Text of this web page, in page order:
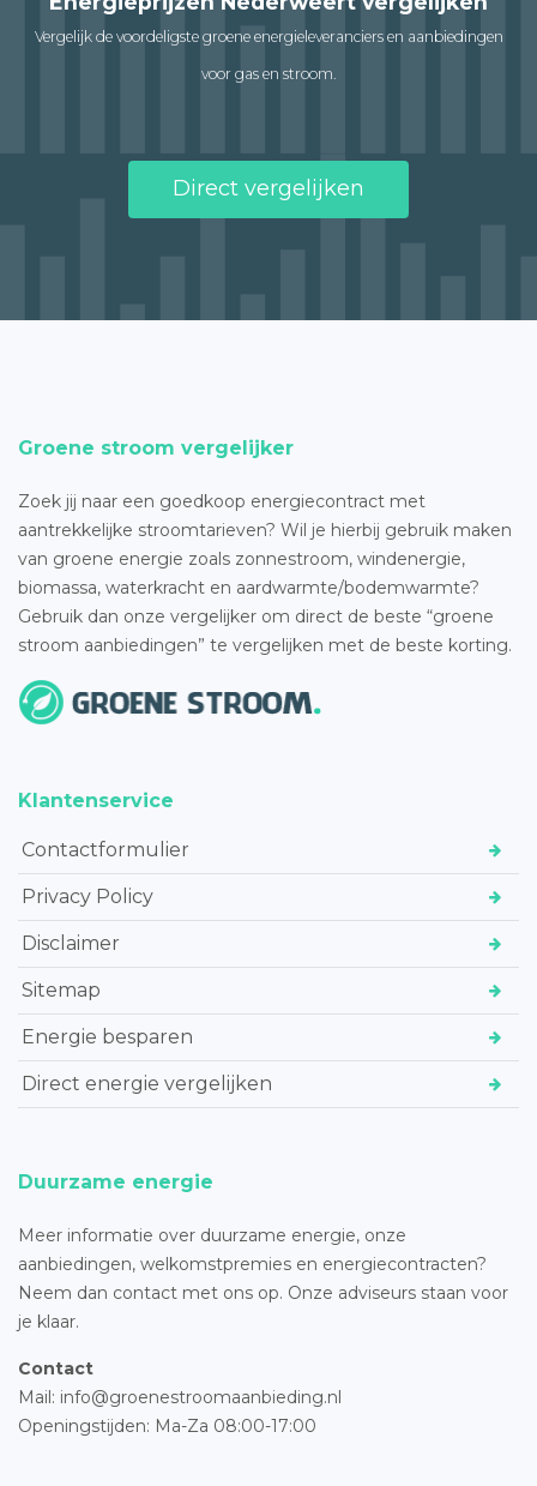
Vergelijk de voordeligste groene energieleveranciers en aanbiedingen
voor gas en stroom.
Direct vergelijken
Groene stroom vergelijker
Zoek jij naar een goedkoop energiecontract met
aantrekkelijke stroomtarieven? Wil je hierbij gebruik maken
van groene energie zoals zonnestroom, windenergie,
biomassa, waterkracht en aardwarmte/bodemwarmte?
Gebruik dan onze vergelijker om direct de beste “groene
stroom aanbiedingen” te vergelijken met de beste korting.
Klantenservice
Contactformulier
Privacy Policy
Disclaimer
Sitemap
Energie besparen
Direct energie vergelijken
Duurzame energie
Meer informatie over duurzame energie, onze
aanbiedingen, welkomstpremies en energiecontracten?
Neem dan contact met ons op. Onze adviseurs staan voor
je klaar.
Contact
Mail: info@groenestroomaanbieding.nl
Openingstijden: Ma-Za 08:00-17:00